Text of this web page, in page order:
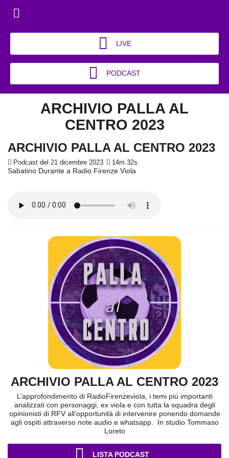
LIVE
PODCAST
ARCHIVIO PALLA AL
CENTRO 2023
ARCHIVIO PALLA AL CENTRO 2023
Podcast del 21 dicembre 2023 14m 32s
Sabatino Durante a Radio Firenze Viola
ARCHIVIO PALLA AL CENTRO 2023
L’approfondimento di RadioFirenzeviola, i temi più importanti
analizzati con personaggi, ex viola e con tutta la squadra degli
opinionisti di RFV all’opportunità di intervenire ponendo domande
agli ospiti attraverso note audio e whatsapp. In studio Tommaso
Loreto
LISTA PODCAST